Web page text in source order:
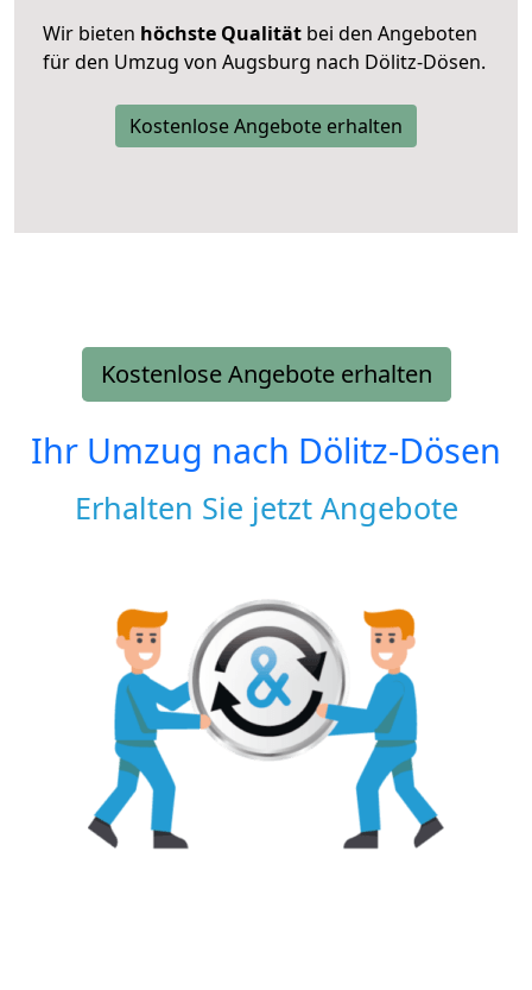
Wir bieten höchste Qualität bei den Angeboten
für den Umzug von Augsburg nach Dölitz-Dösen.
Kostenlose Angebote erhalten
Kostenlose Angebote erhalten
Ihr Umzug nach Dölitz-Dösen
Erhalten Sie jetzt Angebote